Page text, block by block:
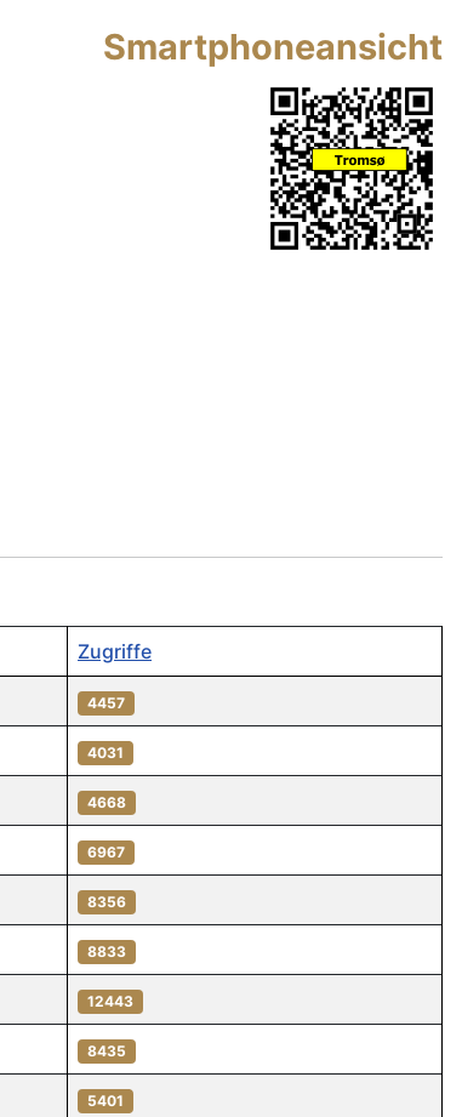
Smartphoneansicht
Zugriffe
4457
4031
4668
6967
8356
8833
12443
8435
5401